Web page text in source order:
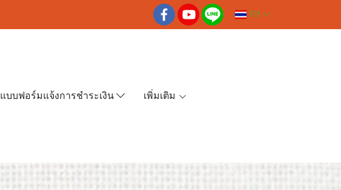
TH
แบบฟอร์มแจ้งการชำระเงิน เพิ่มเติม